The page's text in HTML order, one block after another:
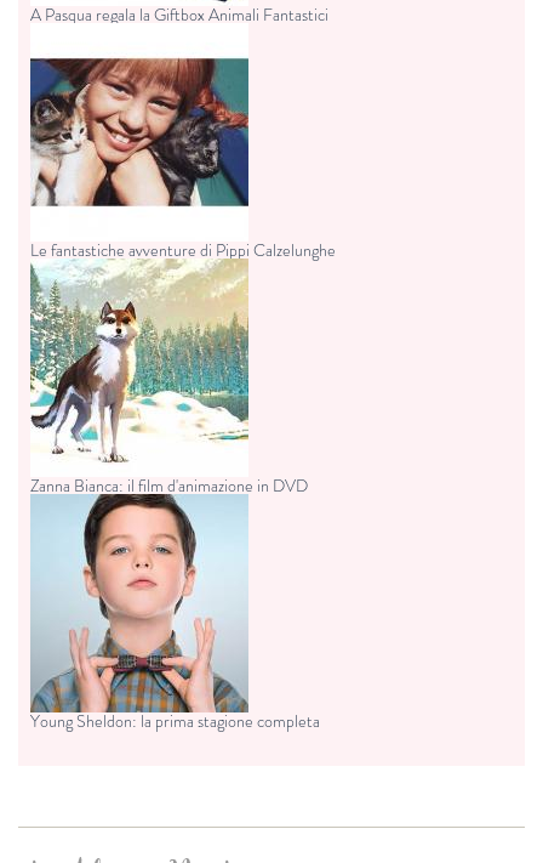
A Pasqua regala la Giftbox Animali Fantastici
Le fantastiche avventure di Pippi Calzelunghe
Zanna Bianca: il film d'animazione in DVD
Young Sheldon: la prima stagione completa